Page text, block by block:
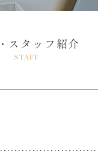
スタッフ紹介
STAFF